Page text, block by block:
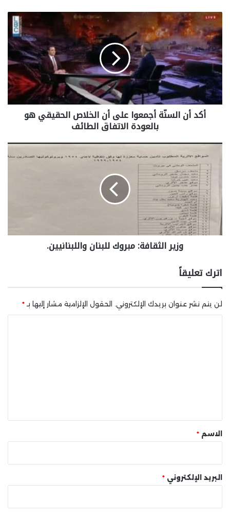
أكد أن السنّة أجمعوا على أن الخلاص الحقيقي هو
بالعودة الاتفاق الطائف
وزير الثقافة: مبروك للبنان واللبنانيين.
اترك تعليقاً
لن يتم نشر عنوان بريدك الإلكتروني. الحقول الإلزامية مشار إليها بـ*
* الاسم *
البريد الإلكتروني *